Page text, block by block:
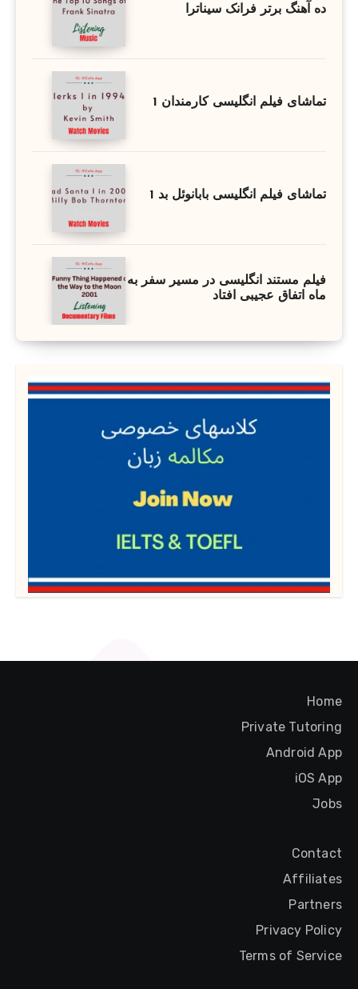
ده آهنگ برتر فرانک سیناترا
تماشای فیلم انگلیسی کارمندان 1
تماشای فیلم انگلیسی بابانوئل بد 1
فیلم مستند انگلیسی در مسیر سفر به
ماه اتفاق عجیبی افتاد
Home
Private Tutoring
Android App
iOS App
Jobs
Contact
Affiliates
Partners
Privacy Policy
Terms of Service